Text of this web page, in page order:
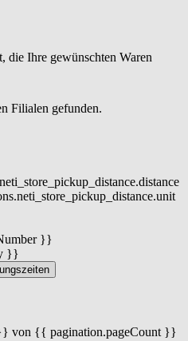
die Ihre gewünschten Waren
Filialen gefunden.
}}
}}
von {{ pagination.pageCount }}